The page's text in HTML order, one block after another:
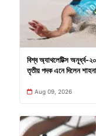
বিশ্ব অ্যাথলেটিক্স অনূর্ধ্ব-
তৃতীয় পদক এনে দিলেন
Aug 09, 2026